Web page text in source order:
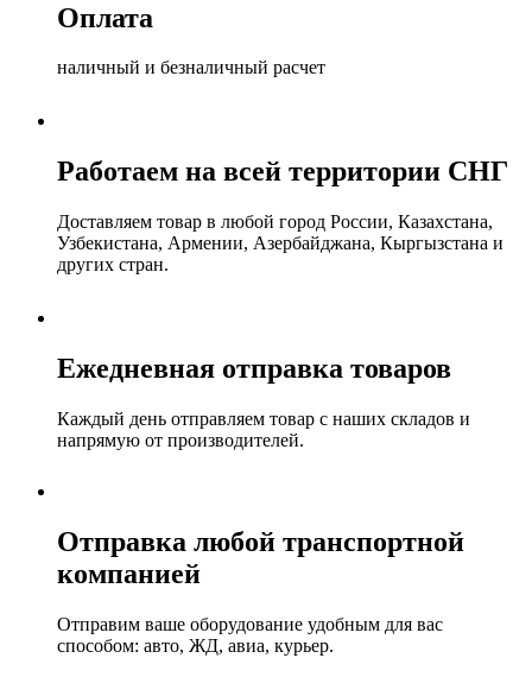
Оплата
наличный и безналичный расчет
Работаем на всей территории СНГ
Доставляем товар в любой город России, Казахстана,
Узбекистана, Армении, Азербайджана, Кыргызстана и
других стран.
Ежедневная отправка товаров
Каждый день отправляем товар с наших складов и
напрямую от производителей.
Отправка любой транспортной
компанией
Отправим ваше оборудование удобным для вас
способом: авто, ЖД, авиа, курьер.